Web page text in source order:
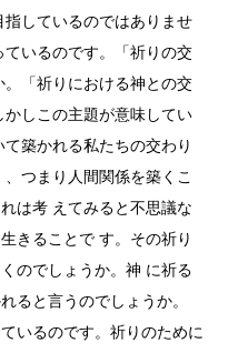
しているのではありませ
いるのです。「祈りの交
「祈りにおける神との交
しこの主題が意味してい
築かれる私たちの交わり
つまり人間関係を築くこ
は考 えてみると不思議な
きることで す。その祈り
のでしょうか。神 に祈る
ると言うのでしょうか。
いるのです。祈りのために